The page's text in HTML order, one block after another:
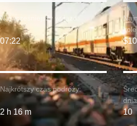
Najkrótszy czas podróży:
2 h 16 m
Najwcześniejszy wyjazd:
07:22
10